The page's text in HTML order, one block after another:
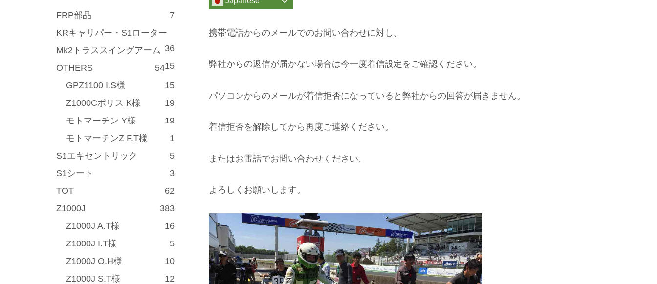
携帯電話からのメールでのお問い合わせに対し、
弊社からの返信が届かない場合は今一度着信設定をご確認ください。
パソコンからのメールが着信拒否になっていると弊社からの回答が届きません。
着信拒否を解除してから再度ご連絡ください。
またはお電話でお問い合わせください。
よろしくお願いします。
FRP部品
7
KRキャリパー・S1ローター
36
Mk2トラススイングアーム
15
OTHERS
54
GPZ1100 I.S様
15
Z1000Cポリス K様
19
モトマーチン Y様
19
モトマーチンZ F.T様
1
S1エキセントリック
5
S1シート
3
TOT
62
Z1000J
383
Z1000J A.T様
16
Z1000J I.T様
5
Z1000J O.H様
10
Z1000J S.T様
12